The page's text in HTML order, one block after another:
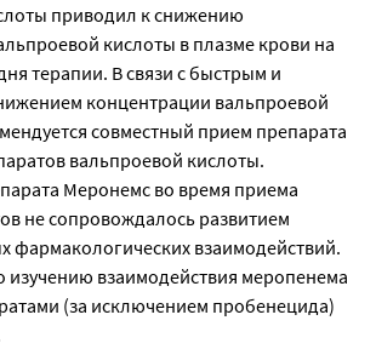
приводил к снижению
кислоты в плазме крови на
терапии. В связи с быстрым и
концентрации вальпроевой
совместный прием препарата
вальпроевой кислоты.
Меронемс во время приема
не сопровождалось развитием
фармакологических взаимодействий.
изучению взаимодействия меропенема
(за исключением пробенецида)